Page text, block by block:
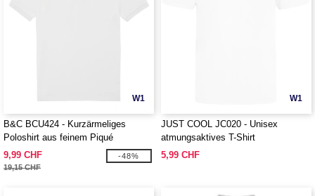
W1
B&C BCU424 - Kurzärmeliges
Poloshirt aus feinem Piqué
9,99 CHF
19,15 CHF
-48%
W1
JUST COOL JC020 - Unisex
atmungsaktives T-Shirt
5,99 CHF